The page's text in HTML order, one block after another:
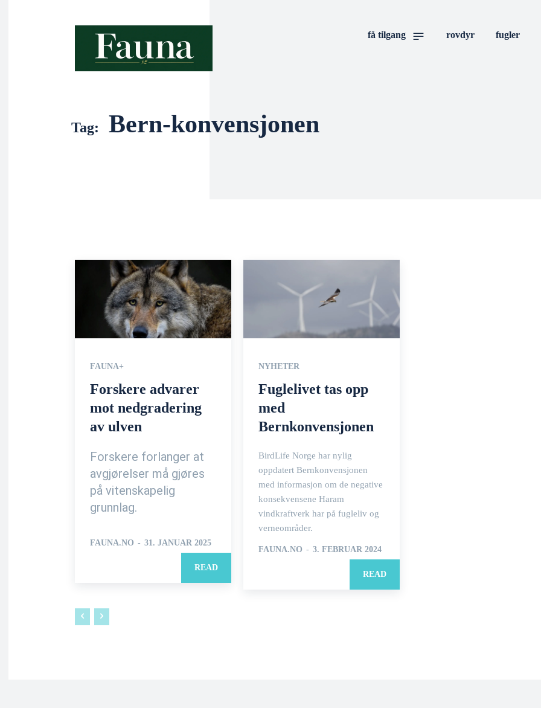
få tilgang rovdyr fugler
Tag: Bern-konvensjonen
FAUNA+
Forskere advarer
mot nedgradering
av ulven
Forskere forlanger at
avgjørelser må gjøres
på vitenskapelig
grunnlag.
FAUNA.NO - 31. JANUAR 2025
READ
NYHETER
Fuglelivet tas opp
med
Bernkonvensjonen
BirdLife Norge har nylig
oppdatert Bernkonvensjonen
med informasjon om de negative
konsekvensene Haram
vindkraftverk har på fugleliv og
verneområder.
FAUNA.NO - 3. FEBRUAR 2024
READ